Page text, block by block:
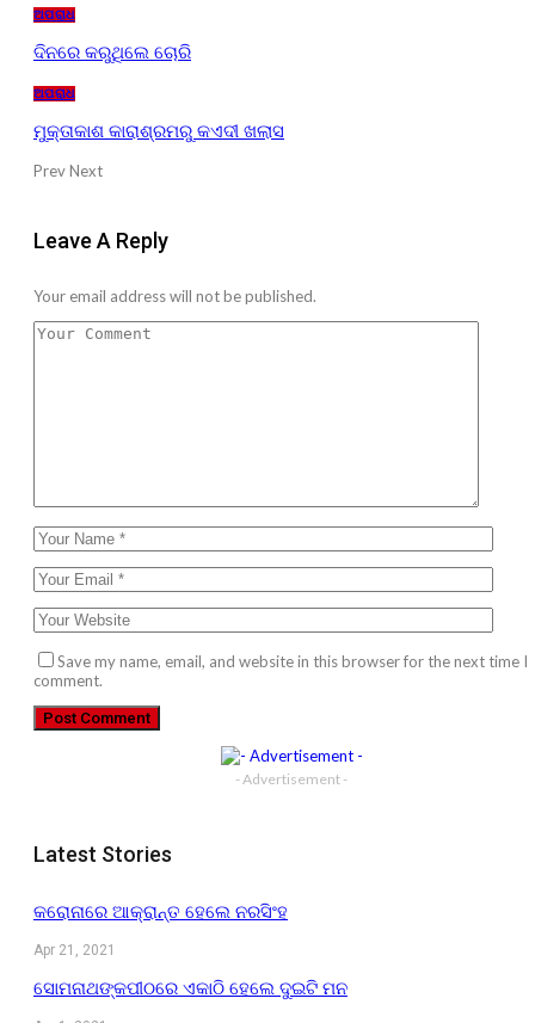
ଅପରାଧ
ଦିନରେ କରୁଥିଲେ ଚୋରି
ଅପରାଧ
ମୁକ୍ତାକାଶ କାରାଶ୍ରମରୁ କଏଦୀ ଖଲାସ
PrevNext
Leave A Reply
Your email address will not be published.
Save my name, email, and website in this browser for the next time I
comment.
- Advertisement -
Latest Stories
କରୋନାରେ ଆକ୍ରାନ୍ତ ହେଲେ ନରସିଂହ
Apr 21, 2021
ସୋମନାଥଙ୍କପୀଠରେ ଏକାଠି ହେଲେ ଦୁଇଟି ମନ